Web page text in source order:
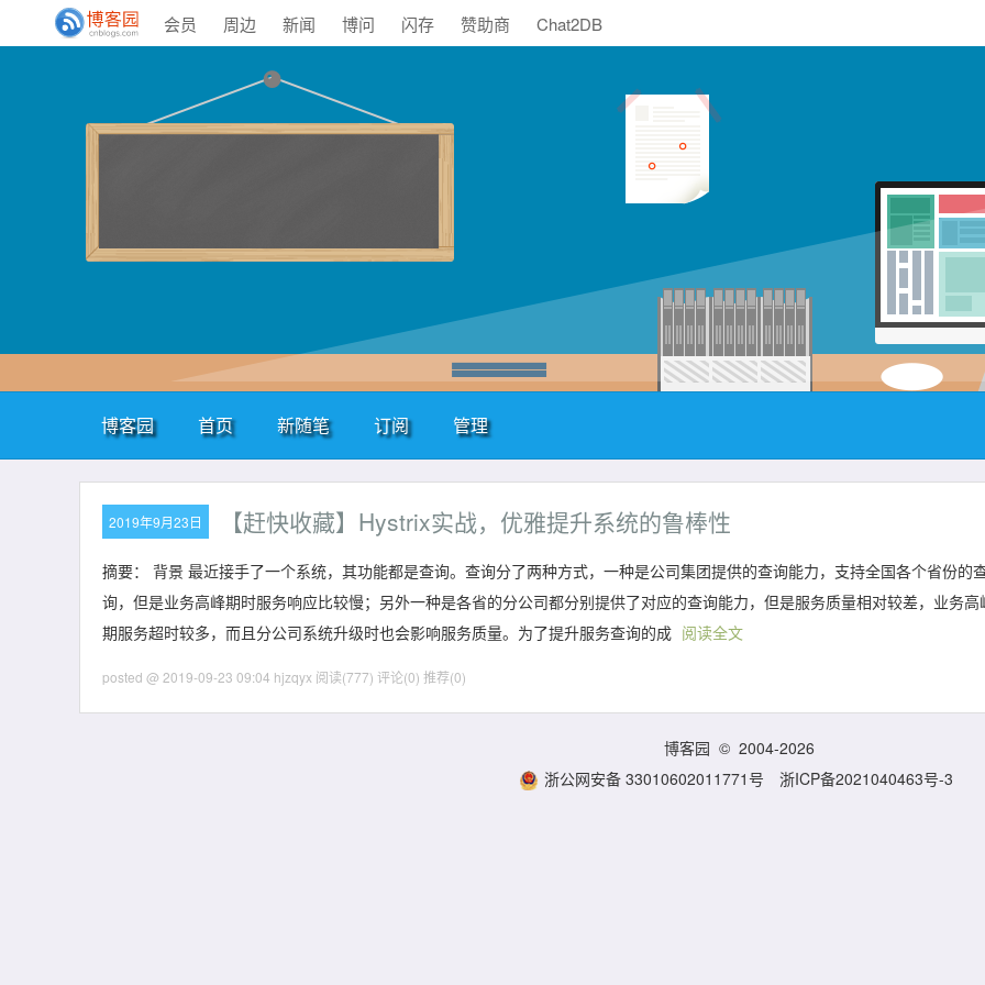
会员 周边 新闻 博问 闪存 赞助商 Chat2DB
博客园 首页 新随笔 订阅 管理
2019年9月23日 【赶快收藏】Hystrix实战，优雅提升系统的鲁棒性
摘要： 背景 最近接手了一个系统，其功能都是查询。查询分了两种方式，一种是公司集团提供的查询能力，支持全国各个省份的
询，但是业务高峰期时服务响应比较慢；另外一种是各省的分公司都分别提供了对应的查询能力，但是服务质量相对较差，业务高
期服务超时较多，而且分公司系统升级时也会影响服务质量。为了提升服务查询的成 阅读全文
posted @ 2019-09-23 09:04 hjzqyx 阅读(777) 评论(0) 推荐(0)
博客园 © 2004-2026
浙公网安备 33010602011771号
浙ICP备2021040463号-3